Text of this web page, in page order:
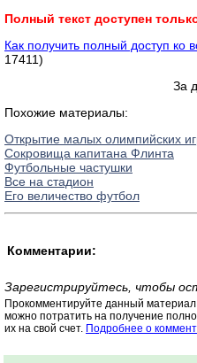
Полный текст доступен
Как получить полный доступ ко
17411)
За
Похожие материалы:
Открытие малых олимпийских
Сокровища капитана Флинта
Футбольные частушки
Все на стадион
Его величество футбол
Комментарии:
Зарегистрируйтесь, чтобы
Прокомментируйте данный
можно потратить на получение
их на свой счет. Подробнее о